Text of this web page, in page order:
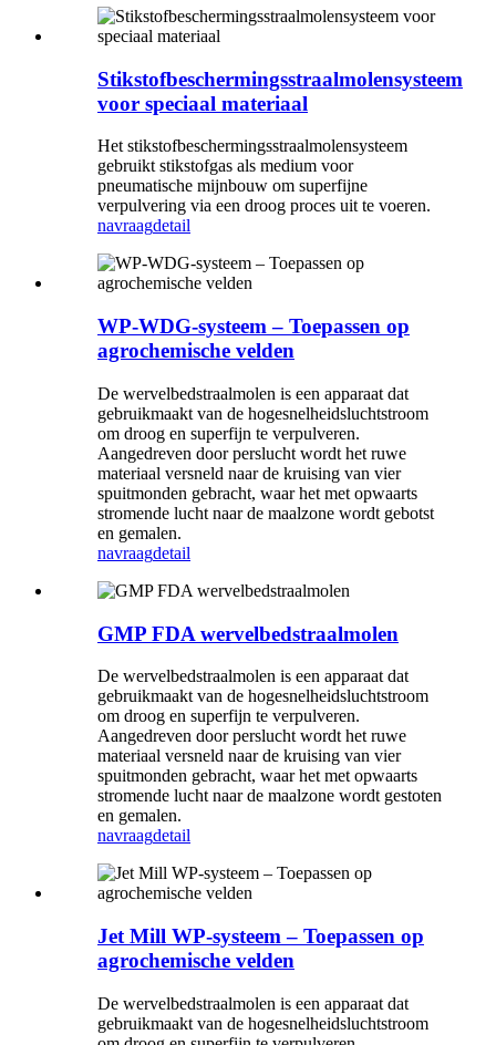
Stikstofbeschermingsstraalmolensysteem
voor speciaal materiaal
Het stikstofbeschermingsstraalmolensysteem
gebruikt stikstofgas als medium voor
pneumatische mijnbouw om superfijne
verpulvering via een droog proces uit te voeren.
navraagdetail
WP-WDG-systeem – Toepassen op
agrochemische velden
De wervelbedstraalmolen is een apparaat dat
gebruikmaakt van de hogesnelheidsluchtstroom
om droog en superfijn te verpulveren.
Aangedreven door perslucht wordt het ruwe
materiaal versneld naar de kruising van vier
spuitmonden gebracht, waar het met opwaarts
stromende lucht naar de maalzone wordt gebotst
en gemalen.
navraagdetail
GMP FDA wervelbedstraalmolen
De wervelbedstraalmolen is een apparaat dat
gebruikmaakt van de hogesnelheidsluchtstroom
om droog en superfijn te verpulveren.
Aangedreven door perslucht wordt het ruwe
materiaal versneld naar de kruising van vier
spuitmonden gebracht, waar het met opwaarts
stromende lucht naar de maalzone wordt gestoten
en gemalen.
navraagdetail
Jet Mill WP-systeem – Toepassen op
agrochemische velden
De wervelbedstraalmolen is een apparaat dat
gebruikmaakt van de hogesnelheidsluchtstroom